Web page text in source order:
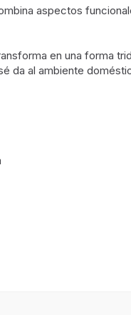
aspectos
en una forma
da al ambiente